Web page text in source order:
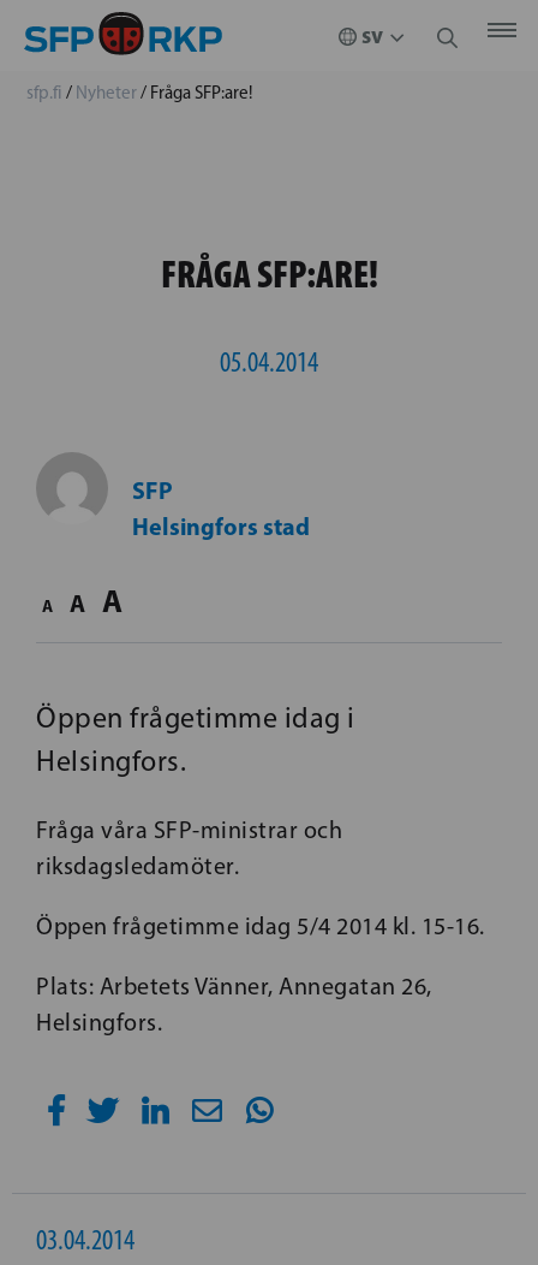
sfp.fi / Nyheter/ Fråga SFP:are!
FRÅGA SFP:ARE!
05.04.2014
SFP
Helsingfors stad
A A A
Öppen frågetimme idag i
Helsingfors.
Fråga våra SFP-ministrar och
riksdagsledamöter.
Öppen frågetimme idag 5/4 2014 kl. 15-16.
Plats: Arbetets Vänner, Annegatan 26,
Helsingfors.
03.04.2014